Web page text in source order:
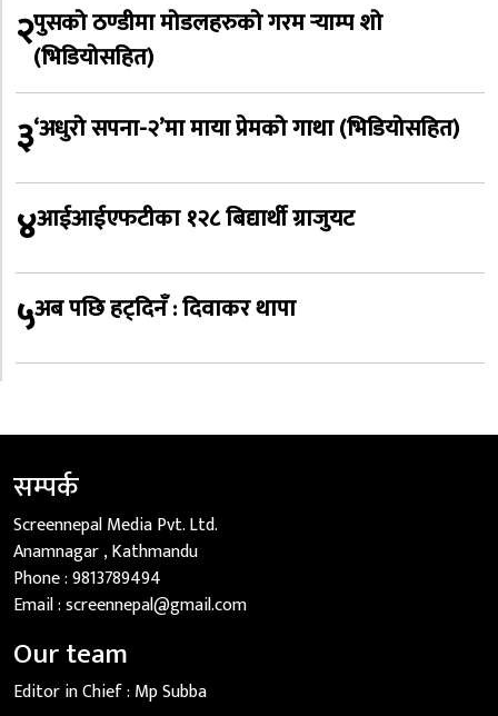
२पुसको ठण्डीमा मोडलहरुको गरम र्‍याम्प शो
(भिडियोसहित)
३‘अधुरो सपना-२’मा माया प्रेमको गाथा (भिडियोसहित)
४आईआईएफटीका १२८ बिद्यार्थी ग्राजुयट
५अब पछि हट्दिनँ : दिवाकर थापा
सम्पर्क
Screennepal Media Pvt. Ltd.
Anamnagar , Kathmandu
Phone :9813789494
Email :screennepal@gmail.com
Our team
Editor in Chief : Mp Subba